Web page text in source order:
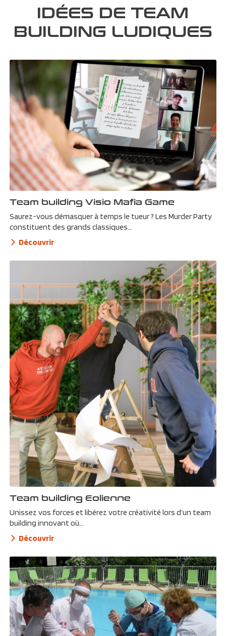
IDÉES DE TEAM
BUILDING LUDIQUES
Team building Visio Mafia Game
Saurez-vous démasquer à temps le tueur ? Les Murder Party
constituent des grands classiques...
Découvrir
Team building Eolienne
Unissez vos forces et libérez votre créativité lors d’un team
building innovant où...
Découvrir